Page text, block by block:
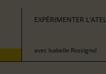
EXPÉRIMENTER
avec Isabelle Rossignol